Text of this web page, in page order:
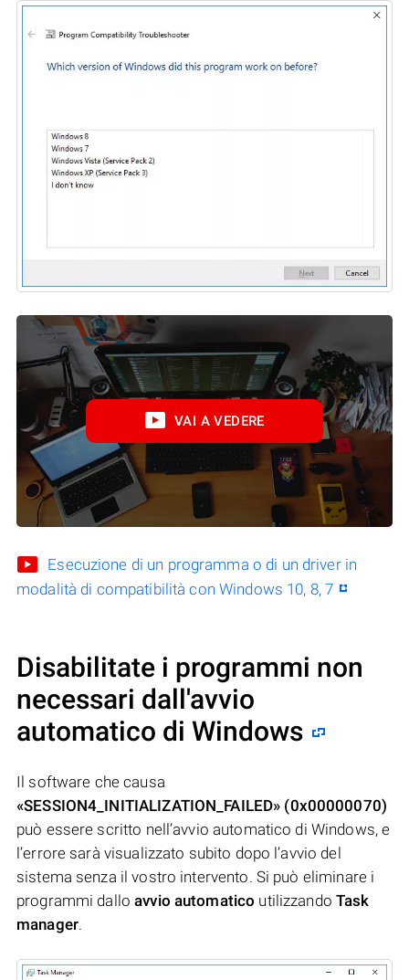
VAI A VEDERE
Esecuzione di un programma o di un driver in
modalità di compatibilità con Windows 10, 8, 7
Disabilitate i programmi non
necessari dall'avvio
automatico di Windows
Il software che causa
«SESSION4_INITIALIZATION_FAILED» (0x00000070)
può essere scritto nell’avvio automatico di Windows, e
l’errore sarà visualizzato subito dopo l’avvio del
sistema senza il vostro intervento. Si può eliminare i
programmi dalloavvio automatico utilizzandoTask
manager.